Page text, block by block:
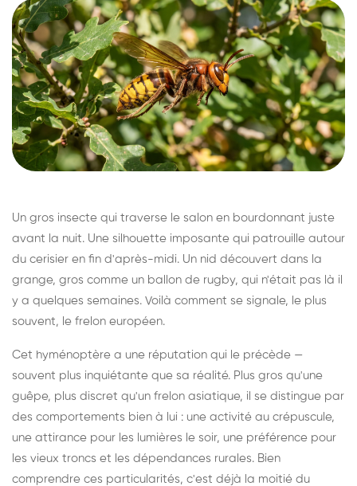
Un gros insecte qui traverse le salon en bourdonnant juste
avant la nuit. Une silhouette imposante qui patrouille autour
du cerisier en fin d'après-midi. Un nid découvert dans la
grange, gros comme un ballon de rugby, qui n'était pas là il
y a quelques semaines. Voilà comment se signale, le plus
souvent, le frelon européen.
Cet hyménoptère a une réputation qui le précède —
souvent plus inquiétante que sa réalité. Plus gros qu'une
guêpe, plus discret qu'un frelon asiatique, il se distingue par
des comportements bien à lui : une activité au crépuscule,
une attirance pour les lumières le soir, une préférence pour
les vieux troncs et les dépendances rurales. Bien
comprendre ces particularités, c'est déjà la moitié du